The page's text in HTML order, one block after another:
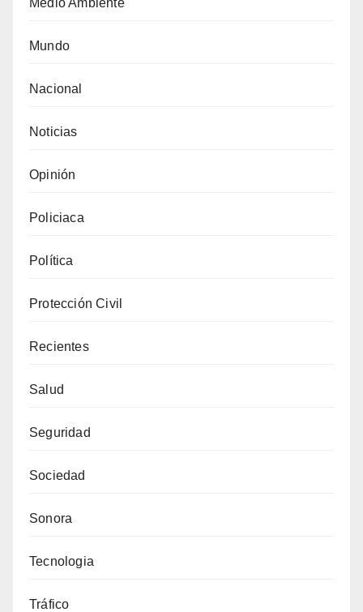
Mundo
Nacional
Noticias
Opinión
Policiaca
Política
Protección Civil
Recientes
Salud
Seguridad
Sociedad
Sonora
Tecnologia
Tráfico